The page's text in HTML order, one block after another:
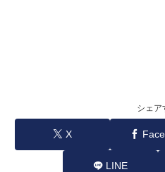
シェア
X
LINE